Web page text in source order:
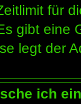
für
gibt eine
legt der
ich